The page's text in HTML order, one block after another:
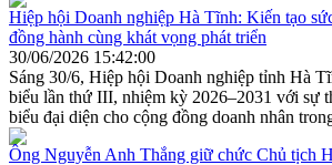
Hiệp hội Doanh nghiệp Hà Tĩnh: Kiến tạo
đồng hành cùng khát vọng phát triển
30/06/2026 15:42:00
Sáng 30/6, Hiệp hội Doanh nghiệp tỉnh Hà
biểu lần thứ III, nhiệm kỳ 2026–2031 với sự
biểu đại diện cho cộng đồng doanh nhân
Ông Nguyễn Anh Thắng giữ chức Chủ tịch